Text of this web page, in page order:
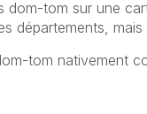
dom-tom sur une
départements,
tom nativement